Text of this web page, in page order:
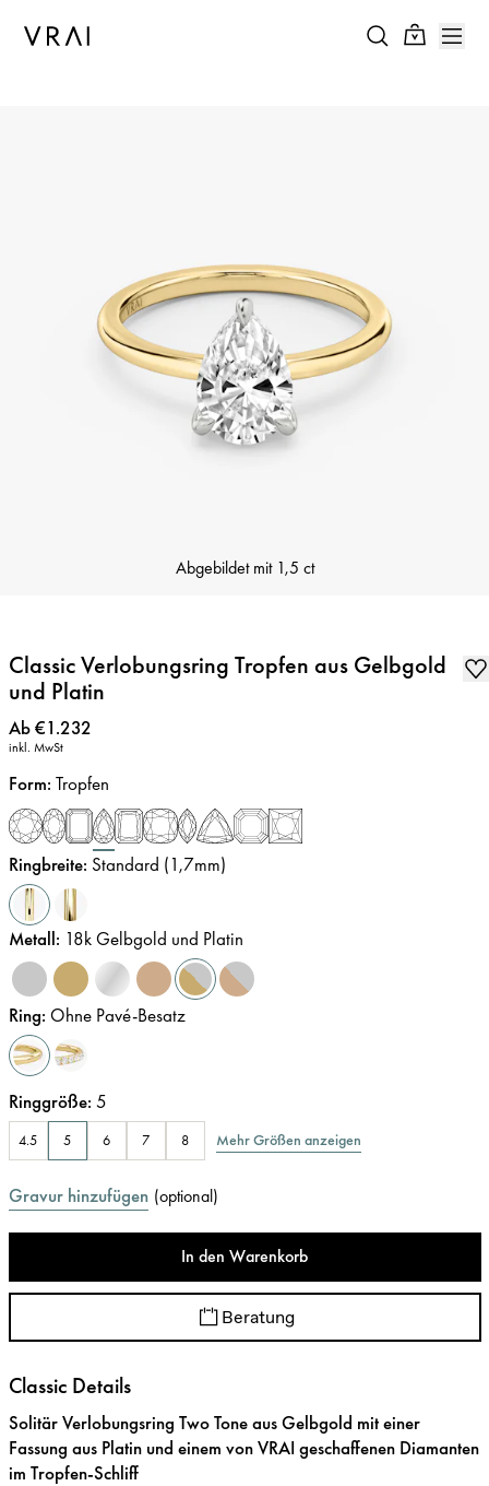
Abgebildet mit 1,5 ct
Classic Verlobungsring Tropfen aus Gelbgold
und Platin
Preis:
Ab €1.232
inkl. MwSt
Form: Tropfen
Ringbreite: Standard (1,7mm)
Metall: 18k Gelbgold und Platin
Ring: Ohne Pavé-Besatz
Ringgröße: 5
4.5 5 6 7 8 Mehr Größen anzeigen
Gravur hinzufügen (optional)
In den Warenkorb
Beratung
Classic Details
Solitär Verlobungsring Two Tone aus Gelbgold mit einer
Fassung aus Platin und einem von VRAI geschaffenen Diamanten
im Tropfen-Schliff